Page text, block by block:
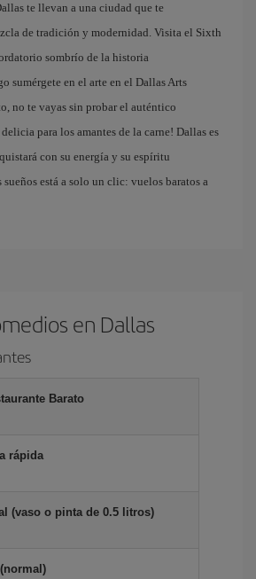
te llevan a una ciudad que te
de tradición y modernidad. Visita el Sixth
sombrío de la historia
sumérgete en el arte en el Dallas Arts
no te vayas sin probar el auténtico
para los amantes de la carne! Dallas es
con su energía y su espíritu
está a solo un clic: vuelos baratos a
en Dallas
Barato
rápida
(vaso o pinta de 0.5 litros)